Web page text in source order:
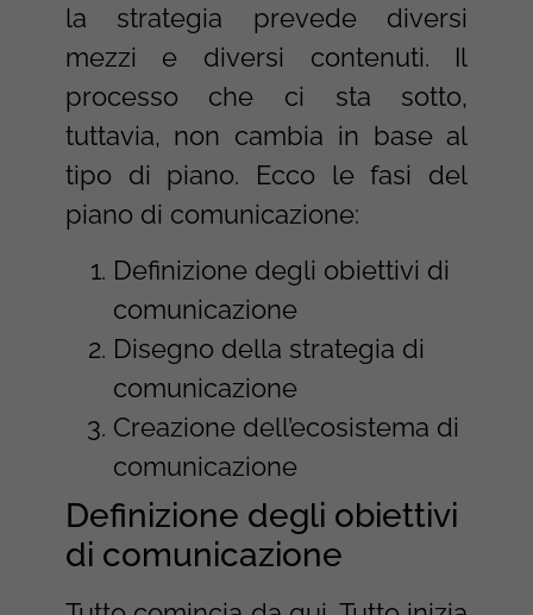
la strategia prevede diversi
mezzi e diversi contenuti. Il
processo che ci sta sotto,
tuttavia, non cambia in base al
tipo di piano. Ecco le fasi del
piano di comunicazione:
Definizione degli obiettivi di
comunicazione
Disegno della strategia di
comunicazione
Creazione dell’ecosistema di
comunicazione
Definizione degli obiettivi
di comunicazione